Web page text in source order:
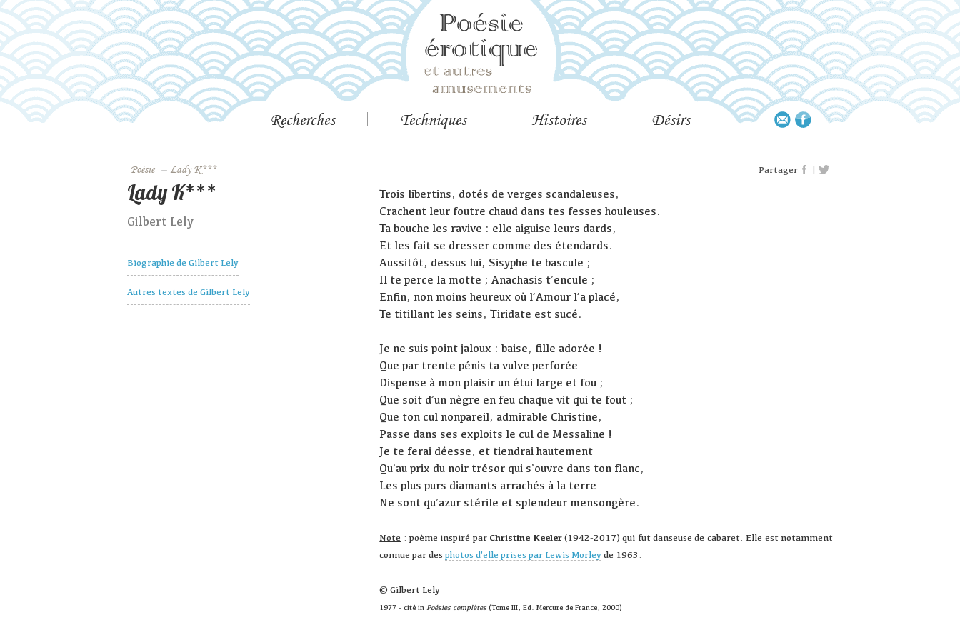
Recherches Techniques Histoires Désirs
Poésie – Lady K*** Partager |
Lady K***
Gilbert Lely
Biographie de Gilbert Lely
Autres textes de Gilbert Lely
Trois libertins, dotés de verges scandaleuses,
Crachent leur foutre chaud dans tes fesses houleuses.
Ta bouche les ravive : elle aiguise leurs dards,
Et les fait se dresser comme des étendards.
Aussitôt, dessus lui, Sisyphe te bascule ;
Il te perce la motte ; Anachasis t’encule ;
Enfin, non moins heureux où l’Amour l’a placé,
Te titillant les seins, Tiridate est sucé.
Je ne suis point jaloux : baise, fille adorée !
Que par trente pénis ta vulve perforée
Dispense à mon plaisir un étui large et fou ;
Que soit d’un nègre en feu chaque vit qui te fout ;
Que ton cul nonpareil, admirable Christine,
Passe dans ses exploits le cul de Messaline !
Je te ferai déesse, et tiendrai hautement
Qu’au prix du noir trésor qui s’ouvre dans ton flanc,
Les plus purs diamants arrachés à la terre
Ne sont qu’azur stérile et splendeur mensongère.
Note : poème inspiré par Christine Keeler(1942-2017) qui fut danseuse de cabaret. Elle est notamment
connue par desphotos d'elle prises par Lewis Morley de 1963.
© Gilbert Lely
1977 - cité in Poésies complètes (Tome III, Ed. Mercure de France, 2000)